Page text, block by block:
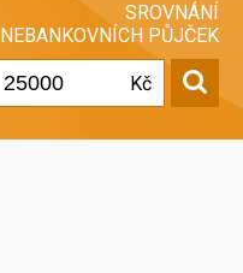
SROVNÁNÍ
NEBANKOVNÍCH PŮJČEK
Kč